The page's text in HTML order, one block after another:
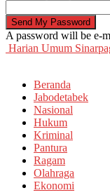
A password will be e-
Harian Umum
Beranda
Jabodetabek
Nasional
Hukum
Kriminal
Pantura
Ragam
Olahraga
Ekonomi